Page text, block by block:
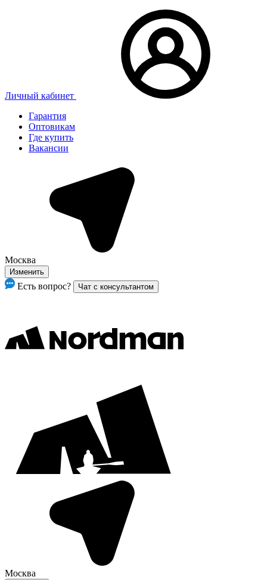
Личный кабинет
Гарантия
Оптовикам
Где купить
Вакансии
Москва
Изменить
Есть вопрос? Чат с консультантом
Москва